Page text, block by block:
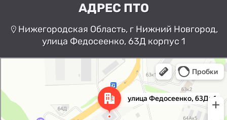
АДРЕС ПТО
Нижегородская Область, г Нижний Новгород,
улица Федосеенко, 63Д корпус 1
Нижний Новгород
Улица Федосеенко, 63Дк1 —
Яндекс Карты